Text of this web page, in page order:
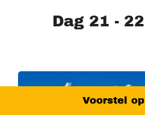
Dag 21 -
Voorstel